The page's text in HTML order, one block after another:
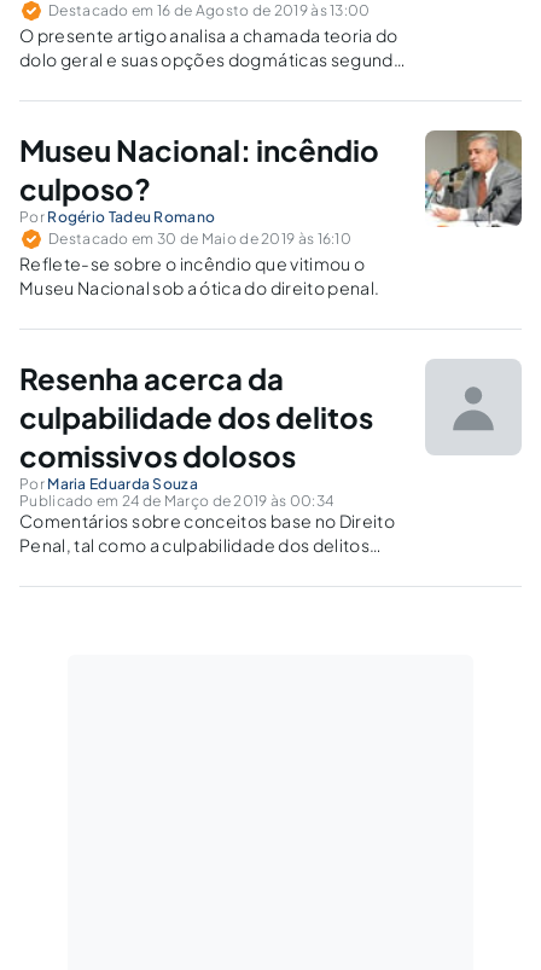
Destacado em 16 de Agosto de 2019 às 13:00
O presente artigo analisa a chamada teoria do
dolo geral e suas opções dogmáticas segundo
Museu Nacional: incêndio
culposo?
Por Rogério Tadeu Romano
Destacado em 30 de Maio de 2019 às 16:10
Reflete-se sobre o incêndio que vitimou o
Museu Nacional sob a ótica do direito penal.
Resenha acerca da
culpabilidade dos delitos
comissivos dolosos
Por Maria Eduarda Souza
Publicado em 24 de Março de 2019 às 00:34
Comentários sobre conceitos base no Direito
Penal, tal como a culpabilidade dos delitos
conceitos que integram a ideia do assunto